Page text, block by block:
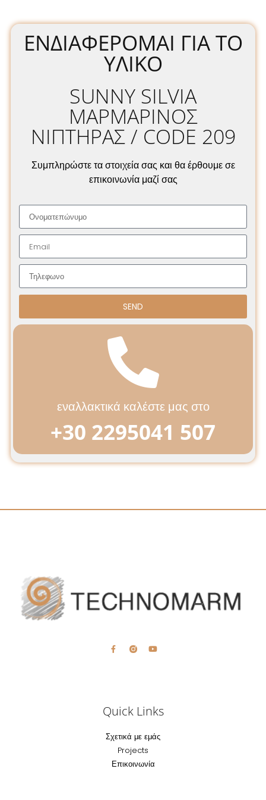
ΕΝΔΙΑΦΈΡΟΜΑΙ ΓΙΑ ΤΟ
ΥΛΙΚΌ
SUNNY SILVIA
ΜΑΡΜΑΡΙΝΟΣ
ΝΙΠΤΗΡΑΣ / CODE 209
Συμπληρώστε τα στοιχεία σας και θα έρθουμε σε
επικοινωνία μαζί σας
SEND
εναλλακτικά καλέστε μας στο
+30 2295041 507
Quick Links
Σχετικά με εμάς
Projects
Επικοινωνία